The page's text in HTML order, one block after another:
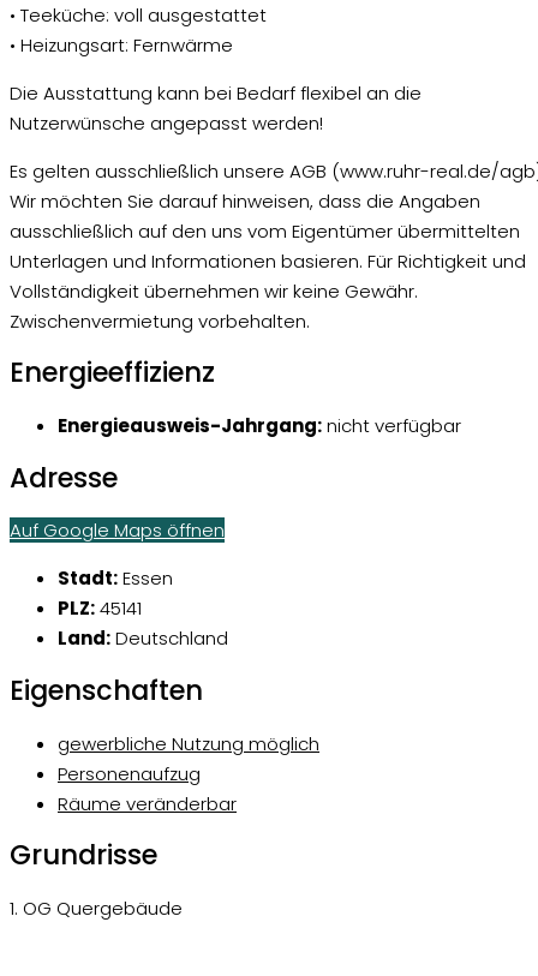
• Teeküche: voll ausgestattet
• Heizungsart: Fernwärme
Die Ausstattung kann bei Bedarf flexibel an die
Nutzerwünsche angepasst werden!
Es gelten ausschließlich unsere AGB (www.ruhr-real.de/
Wir möchten Sie darauf hinweisen, dass die Angaben
ausschließlich auf den uns vom Eigentümer übermittelten
Unterlagen und Informationen basieren. Für Richtigkeit und
Vollständigkeit übernehmen wir keine Gewähr.
Zwischenvermietung vorbehalten.
Energieeffizienz
Energieausweis-Jahrgang:nicht verfügbar
Adresse
Auf Google Maps öffnen
Stadt:Essen
PLZ:45141
Land:Deutschland
Eigenschaften
gewerbliche Nutzung möglich
Personenaufzug
Räume veränderbar
Grundrisse
1. OG Quergebäude